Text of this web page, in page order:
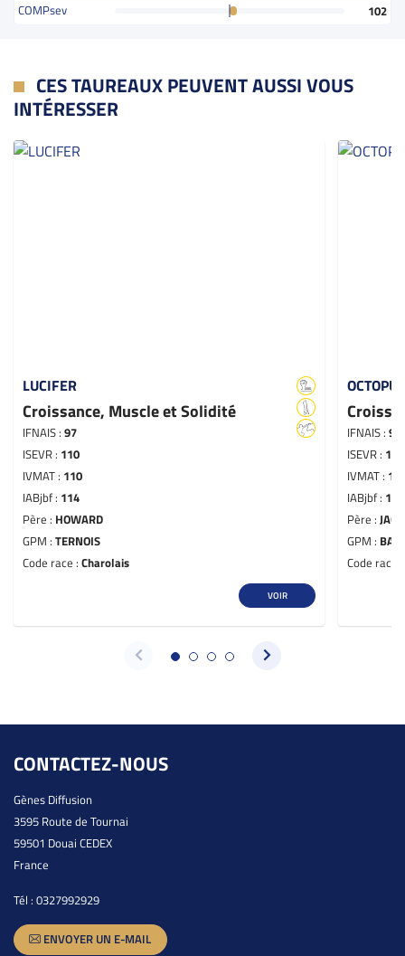
COMPsev
102
CES TAUREAUX PEUVENT AUSSI VOUS
INTÉRESSER
LUCIFER
Croissance, Muscle et Solidité
IFNAIS : 97
ISEVR : 110
IVMAT : 110
IABjbf : 114
Père : HOWARD
GPM : TERNOIS
Code race : Charolais
VOIR
IFNAIS :94
ISEVR : 127
IVMAT :
IABjbf : 122
Père :
GPM :
Code race
CONTACTEZ-NOUS
Gènes Diffusion
3595 Route de Tournai
59501 Douai CEDEX
France
Tél : 0327992929
ENVOYER UN E-MAIL